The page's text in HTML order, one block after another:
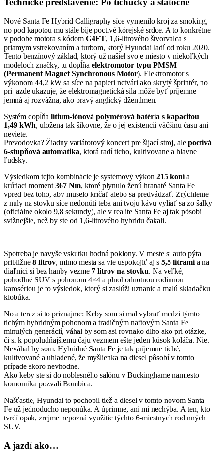
Technické predstavenie: Po tichúčky a statočne
Nové Santa Fe Hybrid Calligraphy síce vymenilo kroj za smoking,
no pod kapotou mu stále bije poctivé kórejské srdce. A to konkrétne
v podobe motora s kódom G4FT, 1,6-litrového štvorvalca s
priamym vstrekovaním a turbom, ktorý Hyundai ladí od roku 2020.
Tento benzínový základ, ktorý už našiel svoje miesto v niekoľkých
modeloch značky, tu dopĺňa elektromotor typu PMSM
(Permanent Magnet Synchronous Motor). Elektromotor s
výkonom 44,2 kW sa síce na papieri netvári ako skrytý šprintér, no
pri jazde ukazuje, že elektromagnetická sila môže byť príjemne
jemná aj rozvážna, ako pravý anglický džentlmen.
Systém dopĺňa lítium-iónová polymérová batéria s kapacitou
1,49 kWh, uložená tak šikovne, že o jej existencii väčšinu času ani
neviete.
Prevodovka? Žiadny variátorový koncert pre šijací stroj, ale poctivá
6-stupňová automatika, ktorá radí ticho, kultivovane a hlavne
ľudsky.
Výsledkom tejto kombinácie je systémový výkon 215 konía
krútiaci moment 367 Nm, ktoré plynulo ženú hranaté Santa Fe
vpred bez toho, aby muselo kričať alebo sa predvádzať. Zrýchlenie
z nuly na stovku síce nedonúti teba ani tvoju kávu vyliať sa zo šálky
(oficiálne okolo 9,8 sekundy), ale v realite Santa Fe aj tak pôsobí
svižnejšie, než by ste od 1,6-litrového hybridu čakali.
Spotreba je navyše vskutku hodná poklony. V meste si auto pýta
približne 8 litrov, mimo mesta sa vie uspokojiť aj s 5,5 litrami a na
diaľnici si bez hanby vezme 7 litrov na stovku. Na veľké,
pohodlné SUV s pohonom 4×4 a plnohodnotnou rodinnou
karosériou je to výsledok, ktorý si zaslúži uznanie a malú skladačku
klobúka.
No a teraz si to priznajme: Keby som si mal vybrať medzi týmto
tichým hybridným pohonom a tradičným naftovým Santa Fe
minulých generácií, váhal by som asi rovnako dlho ako pri otázke,
či si k popoludňajšiemu čaju vezmem ešte jeden kúsok koláča. Nie.
Neváhal by som. Hybridné Santa Fe je tak príjemne tiché,
kultivované a uhladené, že myšlienka na diesel pôsobí v tomto
prípade skoro nevhodne.
Ako keby ste si do noblesného salónu v Buckinghame namiesto
komorníka pozvali Bombica.
Našťastie, Hyundai to pochopil tiež a diesel v tomto novom Santa
Fe už jednoducho neponúka. A úprimne, ani mi nechýba. A ten, kto
tvrdí opak, zrejme nepozná využitie týchto 6-miestnych rodinných
SUV.
A jazdí ako…